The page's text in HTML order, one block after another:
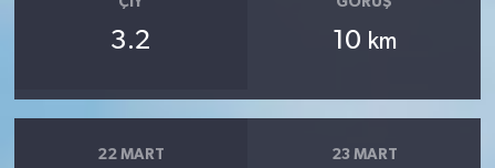
3.2 10 km
22 MART 23 MART